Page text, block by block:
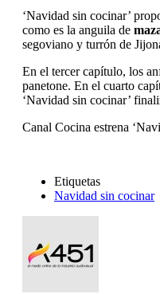
‘Navidad sin cocinar’
como es la anguila de
segoviano y turrón de
En el tercer capítulo, los
panetone. En el cuarto
‘Navidad sin cocinar’
Canal Cocina estrena
Etiquetas
Navidad sin cocinar